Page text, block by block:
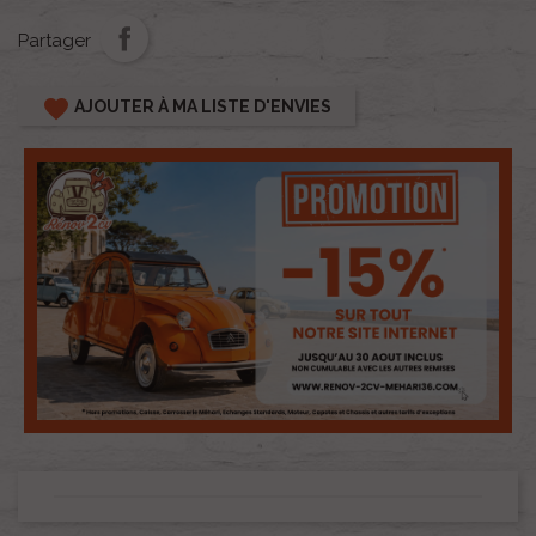
Partager
favorite AJOUTER À MA LISTE D'ENVIES